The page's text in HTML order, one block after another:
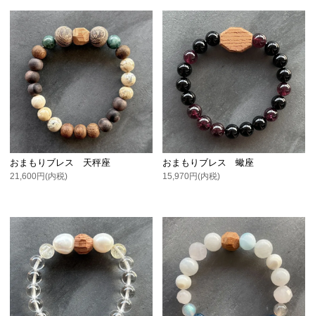
おまもりブレス 天秤座
21,600円(内税)
おまもりブレス 蠍座
15,970円(内税)